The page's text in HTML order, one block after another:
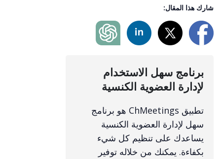
شارك هذا المقال:
برنامج سهل الاستخدام
لإدارة العضوية الكنسية
تطبيق ChMeetings هو برنامج
سهل لإدارة العضوية الكنسية
يساعدك على تنظيم كل شيء
بكفاءة. يمكنك من خلاله توفير